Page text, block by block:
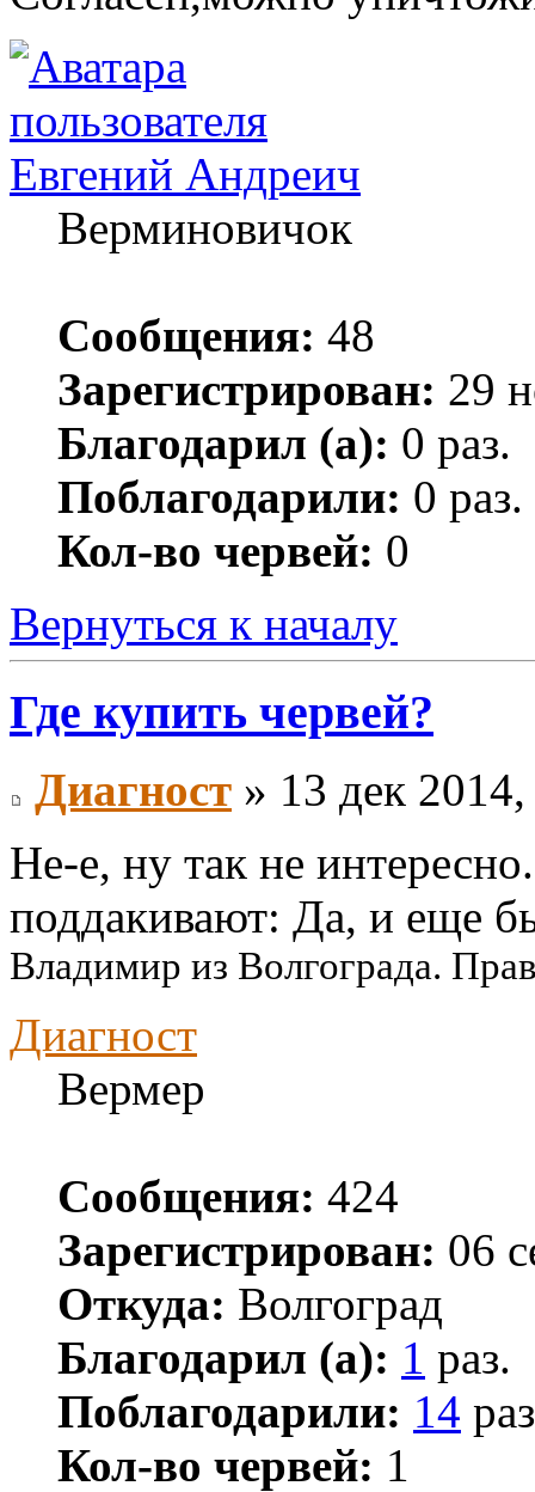
Евгений Андреич
Верминовичок
Сообщения: 48
Зарегистрирован: 29
Благодарил (а): 0 раз.
Поблагодарили: 0 раз.
Кол-во червей: 0
Вернуться к началу
Где купить червей?
Диагност » 13 дек
Не-е, ну так не
поддакивают: Да, и еще
Владимир из Волгограда.
Диагност
Вермер
Сообщения: 424
Зарегистрирован: 06
Откуда: Волгоград
Благодарил (а): 1 раз.
Поблагодарили: 14
Кол-во червей: 1